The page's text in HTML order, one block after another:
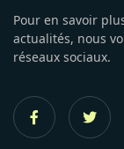
Pour en savoir
actualités, nous
réseaux sociaux.